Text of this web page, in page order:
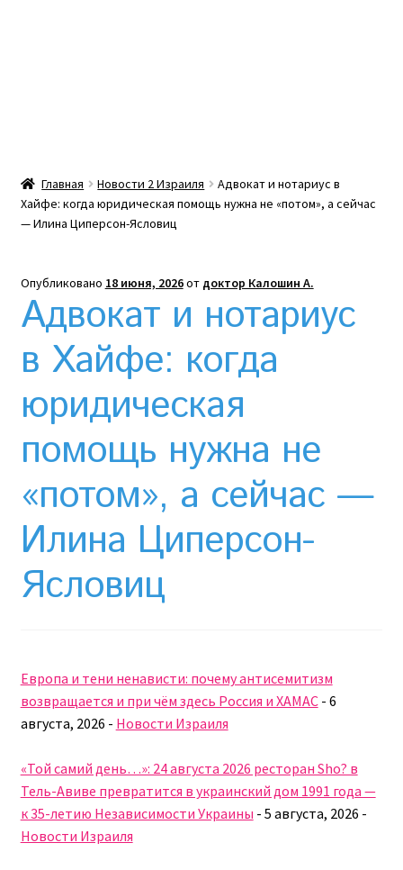
Компания
Корзина
Мой аккаунт
Необычный союз NAnews и Nikk.Agency
Отзывы про Клексан
Оформление заказа
Политика конфиденциальности
Почему интернет-аптеки онлайн плохо приживаются
Статьи
Страница-меню-2
Главная Новости 2 Израиля
Адвокат и нотариус в
Хайфе: когда юридическая помощь нужна не «потом», а сейчас
— Илина Циперсон-Ясловиц
Опубликовано 18 июня, 2026от доктор Калошин А.
Адвокат и нотариус
в Хайфе: когда
юридическая
помощь нужна не
«потом», а сейчас —
Илина Циперсон-
Ясловиц
Европа и тени ненависти: почему антисемитизм
возвращается и при чём здесь Россия и ХАМАС- 6
августа, 2026 - Новости Израиля
«Той самий день…»: 24 августа 2026 ресторан Sho? в
Тель-Авиве превратится в украинский дом 1991 года —
к 35-летию Независимости Украины - 5 августа, 2026 -
Новости Израиля